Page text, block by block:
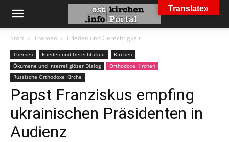
Start Themen Frieden und Gerechtigkeit
Themen Frieden und Gerechtigkeit
Kirchen
Ökumene und Interreligiöser Dialog
Orthodoxe Kirchen
Russische Orthodoxe Kirche
Papst Franziskus empfing
ukrainischen Präsidenten in
Audienz
Translate»